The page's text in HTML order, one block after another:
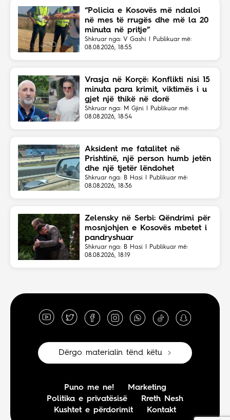
“Policia e Kosovës më ndaloi
në mes të rrugës dhe më la 20
minuta në pritje”
Shkruar nga: V Gashi | Publikuar më:
08.08.2026, 18:55
Vrasja në Korçë: Konflikti nisi 15
minuta para krimit, viktimës i u
gjet një thikë në dorë
Shkruar nga: M Gjini | Publikuar më:
08.08.2026, 18:54
Aksident me fatalitet në
Prishtinë, një person humb jetën
dhe një tjetër lëndohet
Shkruar nga: B Hasi | Publikuar më:
08.08.2026, 18:36
Zelensky në Serbi: Qëndrimi për
mosnjohjen e Kosovës mbetet i
pandryshuar
Shkruar nga: B Hasi | Publikuar më:
08.08.2026, 18:19
Dërgo materialin tënd këtu
Puno me ne!
Marketing
Politika e privatësisë
Rreth Nesh
Kushtet e përdorimit
Kontakt